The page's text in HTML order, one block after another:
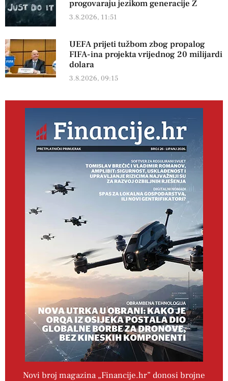
progovaraju jezikom generacije Z
3.8.2026, 11:51
UEFA prijeti tužbom zbog propalog
FIFA-ina projekta vrijednog 20 milijardi
dolara
3.8.2026, 09:15
Novi broj magazina „Financije.hr” donosi brojne